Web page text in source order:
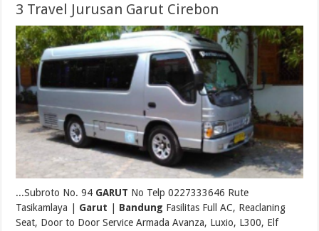
3 Travel Jurusan Garut Cirebon
...Subroto No. 94 GARUT No Telp 0227333646 Rute
Tasikamlaya | Garut Bandung Fasilitas Full AC, Reaclaning
Seat, Door to Door Service Armada Avanza, Luxio, L300, Elf